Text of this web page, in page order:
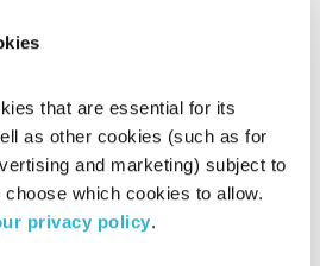
that are essential for its
as other cookies (such as for
and marketing) subject to
which cookies to allow.
privacy policy.
התבוננות סביבתית חברתית – 7.12.20
דליק ווליניץ
07.12.20
00:29:32